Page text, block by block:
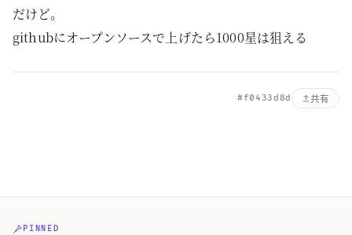
だけど。
githubにオープンソースで上げたら1000星は狙える
#f0433d8d 共有
PINNED